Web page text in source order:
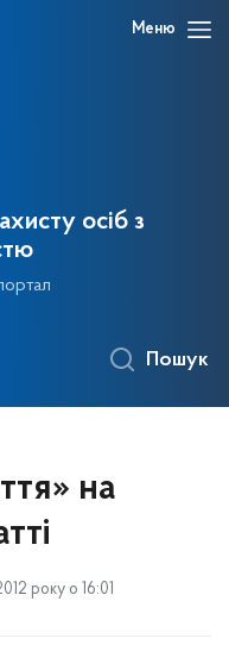
Меню
осіб з
Пошук
на
року о 16:01